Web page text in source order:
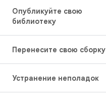
Опубликуйте свою
библиотеку
Перенесите свою сборку
Устранение неполадок